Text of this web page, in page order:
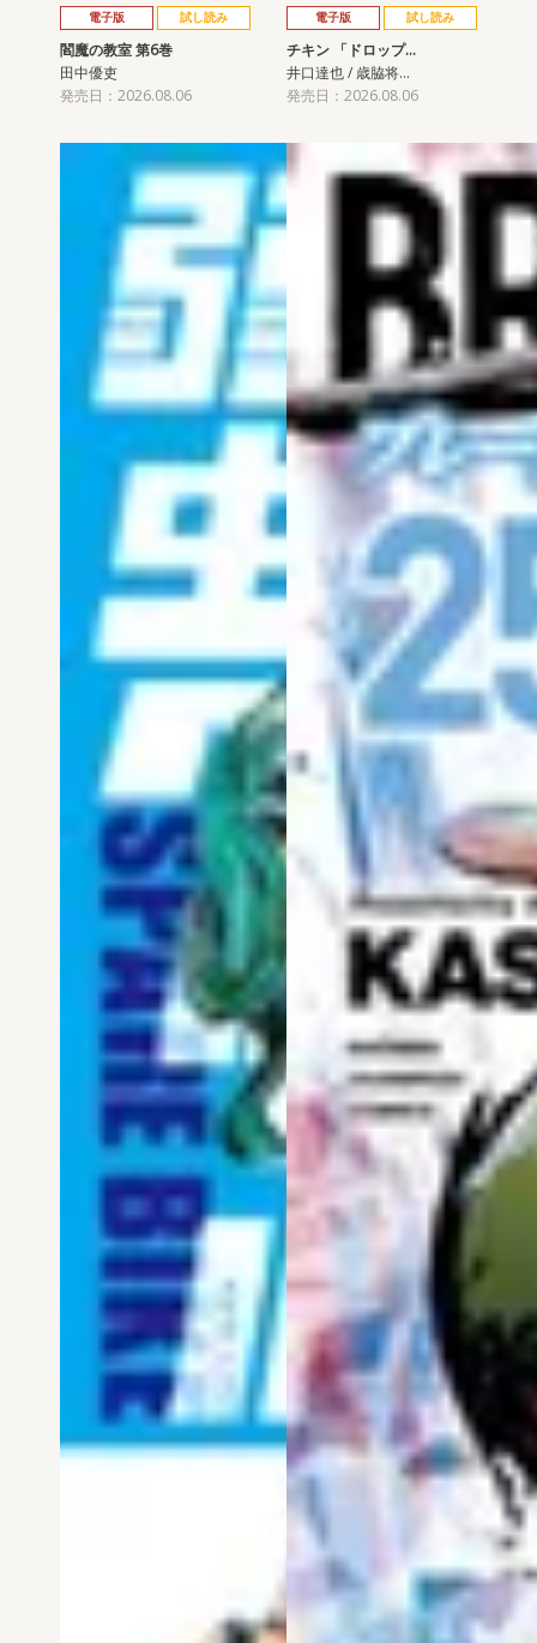
電子版 試し読み
閻魔の教室 第6巻
田中優吏
発売日：2026.08.06
電子版 試し読み
チキン 「ドロップ…
井口達也 / 歳脇将…
発売日：2026.08.06